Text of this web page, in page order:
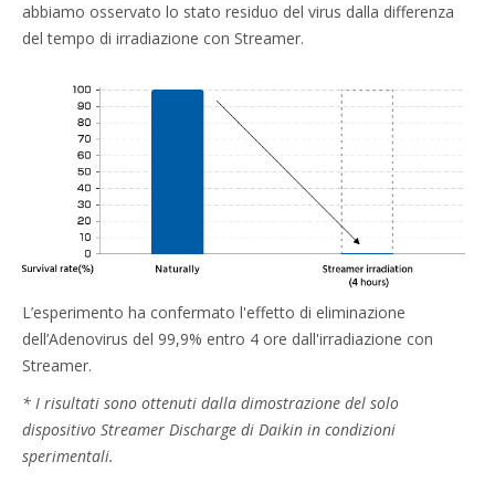
abbiamo osservato lo stato residuo del virus dalla differenza
del tempo di irradiazione con Streamer.
L’esperimento ha confermato l'effetto di eliminazione
dell’Adenovirus del 99,9% entro 4 ore dall'irradiazione con
Streamer.
* I risultati sono ottenuti dalla dimostrazione del solo
dispositivo Streamer Discharge di Daikin in condizioni
sperimentali.